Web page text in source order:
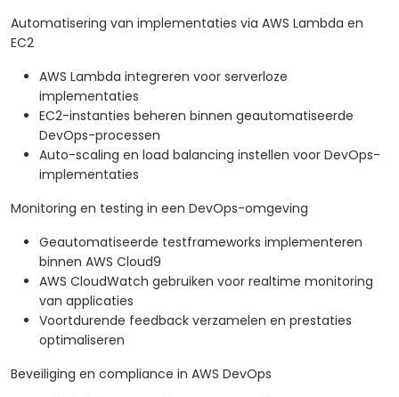
Automatisering van implementaties via AWS Lambda en
EC2
AWS Lambda integreren voor serverloze
implementaties
EC2-instanties beheren binnen geautomatiseerde
DevOps-processen
Auto-scaling en load balancing instellen voor DevOps-
implementaties
Monitoring en testing in een DevOps-omgeving
Geautomatiseerde testframeworks implementeren
binnen AWS Cloud9
AWS CloudWatch gebruiken voor realtime monitoring
van applicaties
Voortdurende feedback verzamelen en prestaties
optimaliseren
Beveiliging en compliance in AWS DevOps